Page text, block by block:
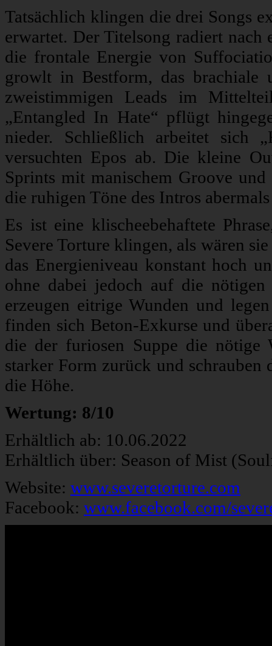
Tatsächlich klingen die drei Songs
erwartet. Der Titelsong radiert
die frontale Energie von
growlt in Bestform, das brachiale
zweistimmigen Leads im
„Entangled In Hate“ pflügt
nieder. Schließlich arbeitet sich
versuchten Epos ab. Die kleine
Sprints mit manischem Groove und
die ruhigen Töne des Intros
Es ist eine klischeebehaftete
Severe Torture klingen, als wären
das Energieniveau konstant hoch
ohne dabei jedoch auf die nötigen
erzeugen eitrige Wunden und
finden sich Beton-Exkurse und
die der furiosen Suppe die nötige
starker Form zurück und
die Höhe.
Wertung: 8/10
Erhältlich ab: 10.06.2022
Erhältlich über: Season of Mist
Website: www.severetorture.com
Facebook: www.facebook.com/